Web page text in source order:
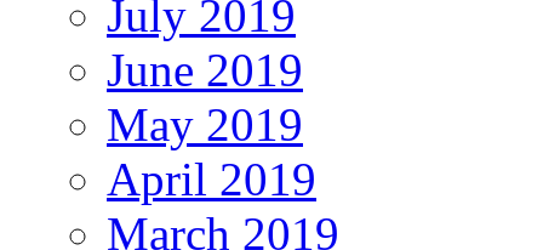
July 2019
June 2019
May 2019
April 2019
March 2019